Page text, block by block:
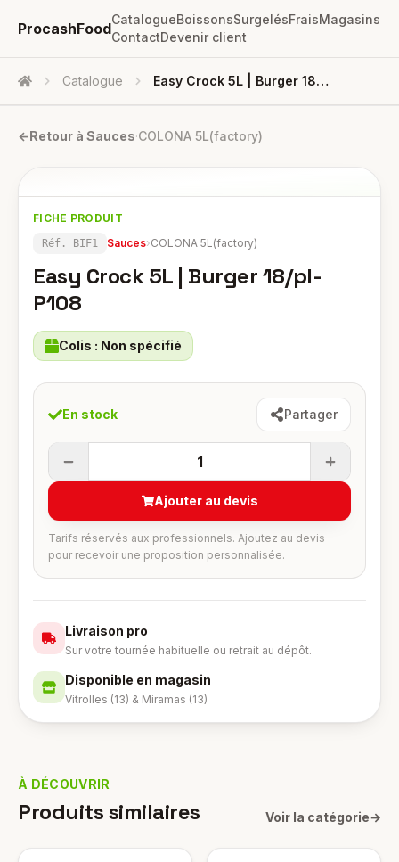
ProcashFood
CatalogueBoissonsSurgelésFraisMagasins
ContactDevenir client
Accueil Catalogue Easy Crock 5L | Burger 18/pl- P108
←Retour à Sauces·COLONA 5L(factory)
FICHE PRODUIT
Réf. BIF1 Sauces›COLONA 5L(factory)
Easy Crock 5L | Burger 18/pl-
P108
Colis : Non spécifié
En stock Partager
1
Ajouter au devis
Tarifs réservés aux professionnels. Ajoutez au devis
pour recevoir une proposition personnalisée.
Livraison pro
Sur votre tournée habituelle ou retrait au dépôt.
Disponible en magasin
Vitrolles (13) & Miramas (13)
À DÉCOUVRIR
Produits similaires Voir la catégorie→